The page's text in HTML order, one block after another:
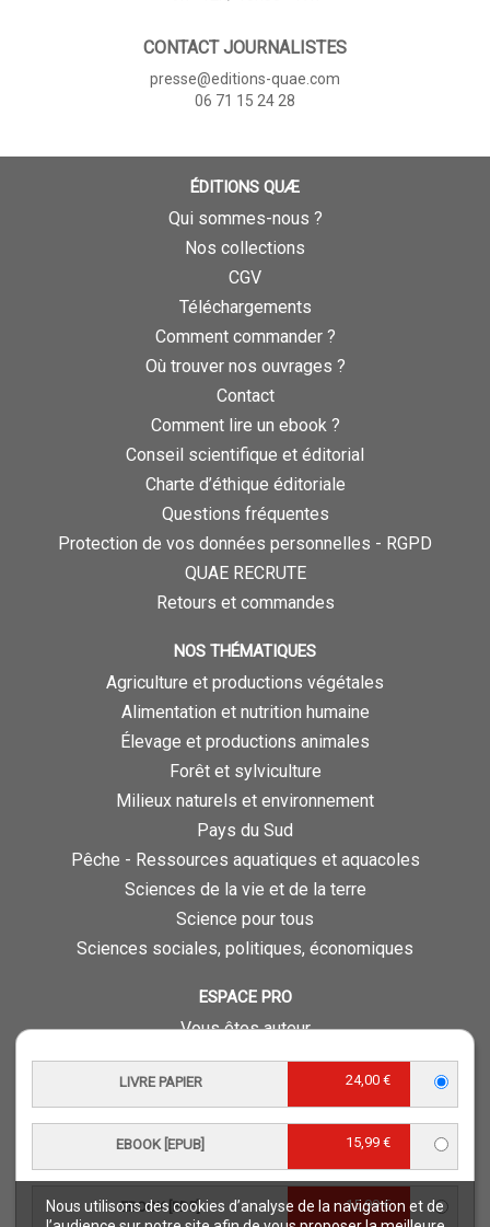
Nous utilisons des cookies d’analyse de la navigation et de
LIVRE PAPIER 24,00 €
EBOOK [EPUB] 15,99 €
EBOOK [PDF] 15,99 €
CONTACT JOURNALISTES
presse@editions-quae.com
06 71 15 24 28
ÉDITIONS QUÆ
Qui sommes-nous ?
Nos collections
CGV
Téléchargements
Comment commander ?
Où trouver nos ouvrages ?
Contact
Comment lire un ebook ?
Conseil scientifique et éditorial
Charte d’éthique éditoriale
Questions fréquentes
Protection de vos données personnelles - RGPD
QUAE RECRUTE
Retours et commandes
NOS THÉMATIQUES
Agriculture et productions végétales
Alimentation et nutrition humaine
Élevage et productions animales
Forêt et sylviculture
Milieux naturels et environnement
Pays du Sud
Pêche - Ressources aquatiques et aquacoles
Sciences de la vie et de la terre
Science pour tous
Sciences sociales, politiques, économiques
ESPACE PRO
Vous êtes auteur
Vous êtes journaliste
Vous êtes libraire
Foreign rights
Procédure d'évaluation
NOTRE SITE